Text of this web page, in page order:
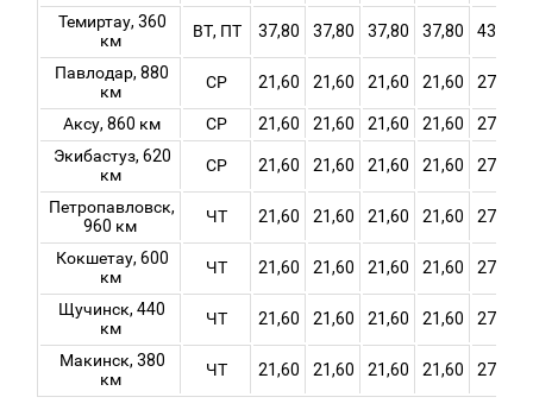
Темиртау, 360
км
ВТ, ПТ 37,80 37,80 37,80 37,80 43,20
Павлодар, 880
км
СР 21,60 21,60 21,60 21,60 27,00
Аксу, 860 км СР 21,60 21,60 21,60 21,60 27,00
Экибастуз, 620
км
СР 21,60 21,60 21,60 21,60 27,00
Петропавловск,
960 км
ЧТ 21,60 21,60 21,60 21,60 27,00
Кокшетау, 600
км
ЧТ 21,60 21,60 21,60 21,60 27,00
Щучинск, 440
км
ЧТ 21,60 21,60 21,60 21,60 27,00
Макинск, 380
км
ЧТ 21,60 21,60 21,60 21,60 27,00